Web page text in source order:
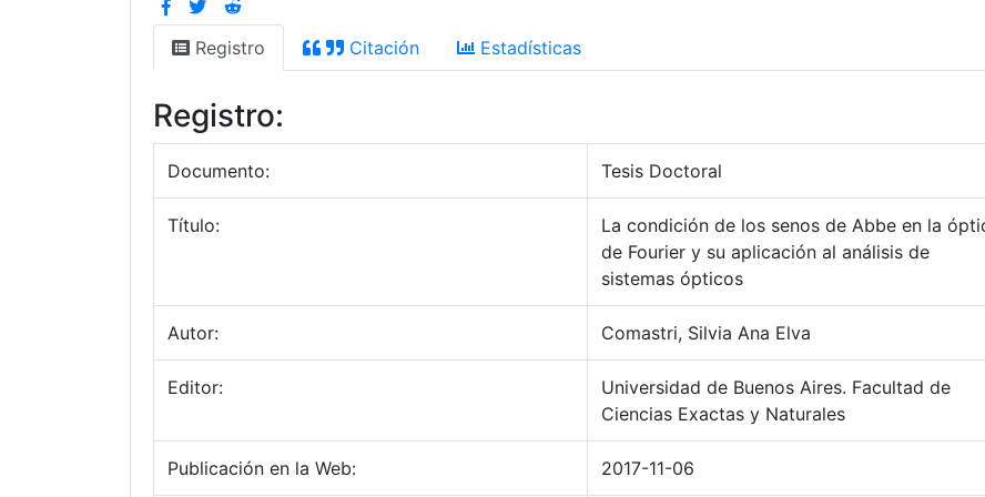
Registro Citación Estadísticas
Registro:
Documento: Tesis Doctoral
Título:
La condición de los senos de Abbe en la
de Fourier y su aplicación al análisis de
sistemas ópticos
Autor: Comastri, Silvia Ana Elva
Editor:
Universidad de Buenos Aires. Facultad de
Ciencias Exactas y Naturales
Publicación en la Web: 2017-11-06